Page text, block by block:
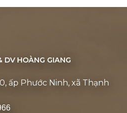
DV HOÀNG GIANG
ấp Phước Ninh, xã Thạnh